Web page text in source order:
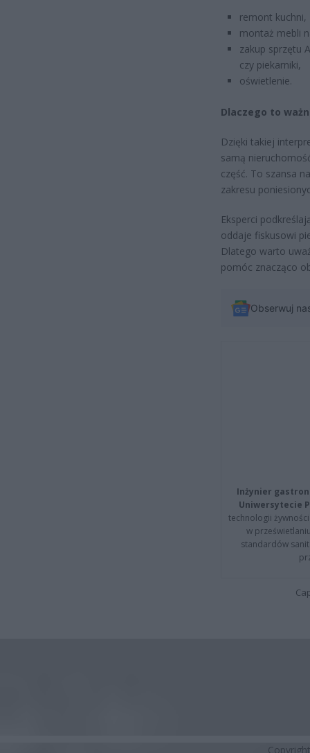
remont kuchni,
montaż mebli
zakup sprzętu
czy piekarniki,
oświetlenie.
Dlaczego to
Dzięki takiej
samą
część. To szansa
zakresu
Eksperci
oddaje fiskusowi
Dlatego warto
pomóc znacząco
Obserwuj
Inżynier
Uniwersytecie
technologii
w
standardów